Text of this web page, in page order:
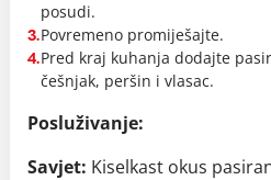
posudi.
3.Povremeno promiješajte.
4.Pred kraj kuhanja dodajte
češnjak, peršin i vlasac.
Posluživanje:
Savjet: Kiselkast okus